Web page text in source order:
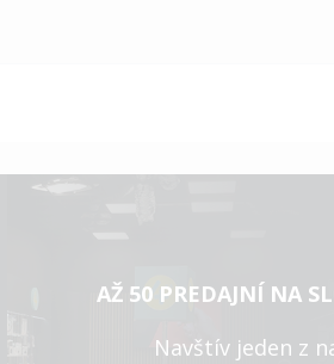
AŽ 50 PREDAJNÍ NA
Navštív jeden z